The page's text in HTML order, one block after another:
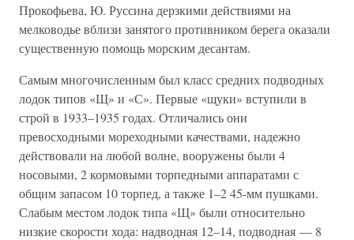
Прокофьева, Ю. Руссина дерзкими действиями на
мелководье вблизи занятого противником берега оказали
существенную помощь морским десантам.
Самым многочисленным был класс средних подводных
лодок типов «Щ» и «С». Первые «щуки» вступили в
строй в 1933–1935 годах. Отличались они
превосходными мореходными качествами, надежно
действовали на любой волне, вооружены были 4
носовыми, 2 кормовыми торпедными аппаратами с
общим запасом 10 торпед, а также 1–2 45-мм пушками.
Слабым местом лодок типа «Щ» были относительно
низкие скорости хода: надводная 12–14, подводная — 8